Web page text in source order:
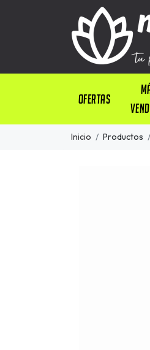
OFERTAS
Inicio Productos